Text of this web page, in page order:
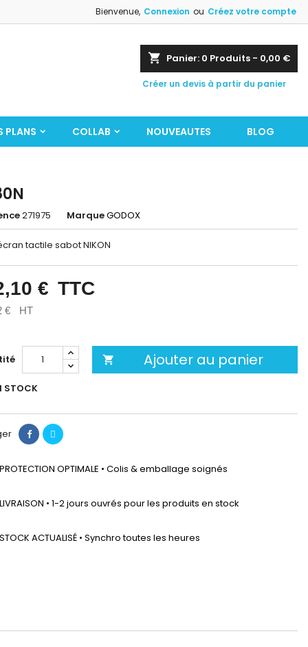
Bienvenue, Connexion ou Créez votre compte
shopping_cart Panier: 0 Produits - 0,00 €
Créer un devis à partir du panier
PLANS COLLAB NOUVEAUTES BLOG
271975 MarqueGODOX
tactile sabot NIKON
€ TTC
€ HT
 Ajouter au panier
STOCK
PROTECTION OPTIMALE • Colis & emballage soignés
LIVRAISON • 1-2 jours ouvrés pour les produits en stock
STOCK ACTUALISÉ • Synchro toutes les heures